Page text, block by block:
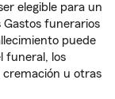
elegible para un
Gastos funerarios
puede
funeral, los
cremación u otras